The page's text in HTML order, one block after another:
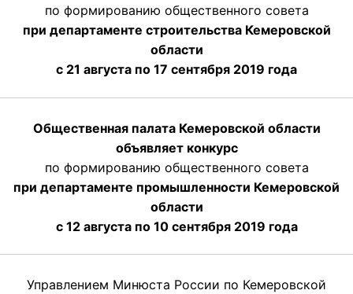
по формированию общественного совета
при департаменте строительства Кемеровской
области
с 21 августа по 17 сентября 2019 года
Общественная палата Кемеровской области
объявляет конкурс
по формированию общественного совета
при департаменте промышленности Кемеровской
области
с 12 августа по 10 сентября 2019 года
Управлением Минюста России по Кемеровской